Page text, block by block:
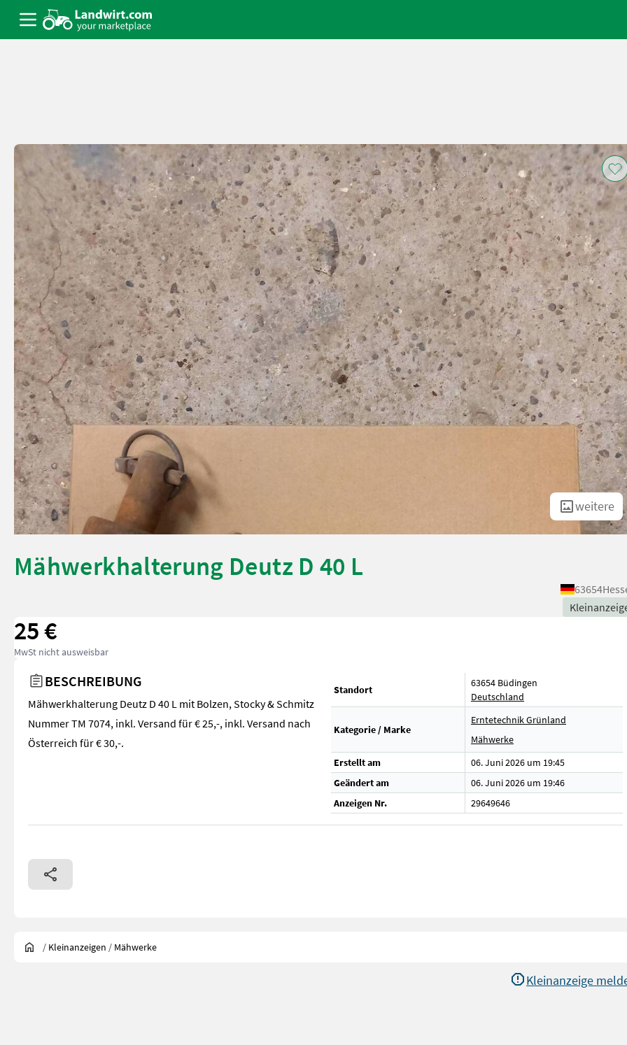
weitere
Mähwerkhalterung Deutz D 40 L
63654
25 €
MwSt nicht ausweisbar
BESCHREIBUNG
Mähwerkhalterung Deutz D 40 L mit Bolzen, Stocky & Schmitz
Nummer TM 7074, inkl. Versand für € 25,-, inkl. Versand nach
Österreich für € 30,-.
Standort
63654 Büdingen
Deutschland
Kategorie / Marke
Erntetechnik Grünland
Mähwerke
Erstellt am
06. Juni 2026 um 19:45
Geändert am
06. Juni 2026 um 19:46
Anzeigen Nr.
29649646
/ Kleinanzeigen / Mähwerke
Kleinanzeige